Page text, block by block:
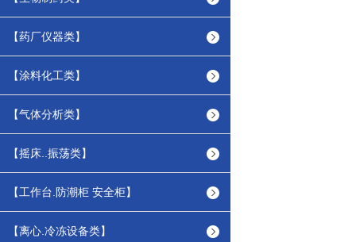
【药厂仪器类】
【涂料化工类】
【气体分析类】
【摇床..振荡类】
【工作台.防潮柜 安全柜】
【离心.冷冻设备类】